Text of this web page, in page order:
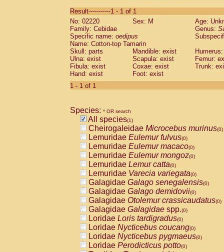
CebidaeSaguinus labiatus(0)
Cebidae Saguinus leucopus (0)
Cebidae
CebidaeSaguinus mystax
Cebidae Saguinus nigricollis (0)
Cebidae Saguinus oedipus
Cebidae Saguinus weddelli
Cebidae Saguinusspp.
Cebidae
CebidaeCebus capucinus
CebidaeCebus nigrivittatus
CebidaeCebus spp.(0)
CebidaeSaimiri boliviensis(0)
CebidaeSaimiri sciureus(0)
AtelidaeAlouatta caraya(0)
AtelidaeAlouatta fusca(0)
AtelidaeAlouatta seniculus(0)
AtelidaeAlouattaspp.(0)
AtelidaeAteles belzebuth(0)
AtelidaeAteles geoffroyi(0)
AtelidaeAteles paniscus(0)
AtelidaeAtelesspp.(0)
AtelidaeLagothrix lagothricha(0)
AtelidaeLagothrix lagothricha cana
PitheciidaeCacajao calvus
Result-----------1 - 1 of 1
No: 02220
Sex: M
Age:
Family: Cebidae
Genus:
Specific name: oedipus
Name: Cotton-top Tamarin
Skull: parts
Mandible: exist
Ulna: exist
Scapula: exist
Femur:
Fibula: exist
Coxae: exist
Trunk:
Hand: exist
Foot: exist
1 - 1 of 1
Species: * OR search
All species(1)
Cheirogaleidae Microcebus murinus(0)
Lemuridae Eulemur fulvus(0)
Lemuridae Eulemur macaco(0)
Lemuridae Eulemur mongoz(0)
Lemuridae Lemur catta(0)
Lemuridae Varecia variegata(0)
Galagidae Galago senegalensis(0)
Galagidae Galago demidovii(0)
Galagidae Otolemur crassicaudatus(0)
Galagidae Galagidae spp.(0)
Loridae Loris tardigradus(0)
Loridae Nycticebus coucang(0)
Loridae Nycticebus pygmaeus(0)
Loridae Perodicticus potto(0)